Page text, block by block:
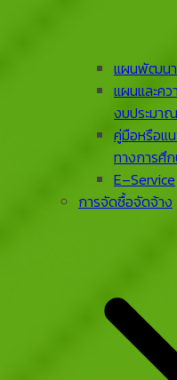
แผนพัฒน
แผนและคว
งบประมา
คู่มือหรือแ
ทางการศึ
E–Service
การจัดซื้อจัดจ้าง